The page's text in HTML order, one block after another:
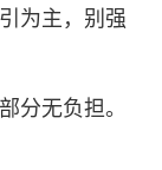
为主，别强
分无负担。